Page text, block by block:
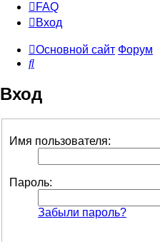
FAQ
Вход
Основной сайт Форум
Поиск
Вход
Имя пользователя:
Пароль:
Забыли пароль?